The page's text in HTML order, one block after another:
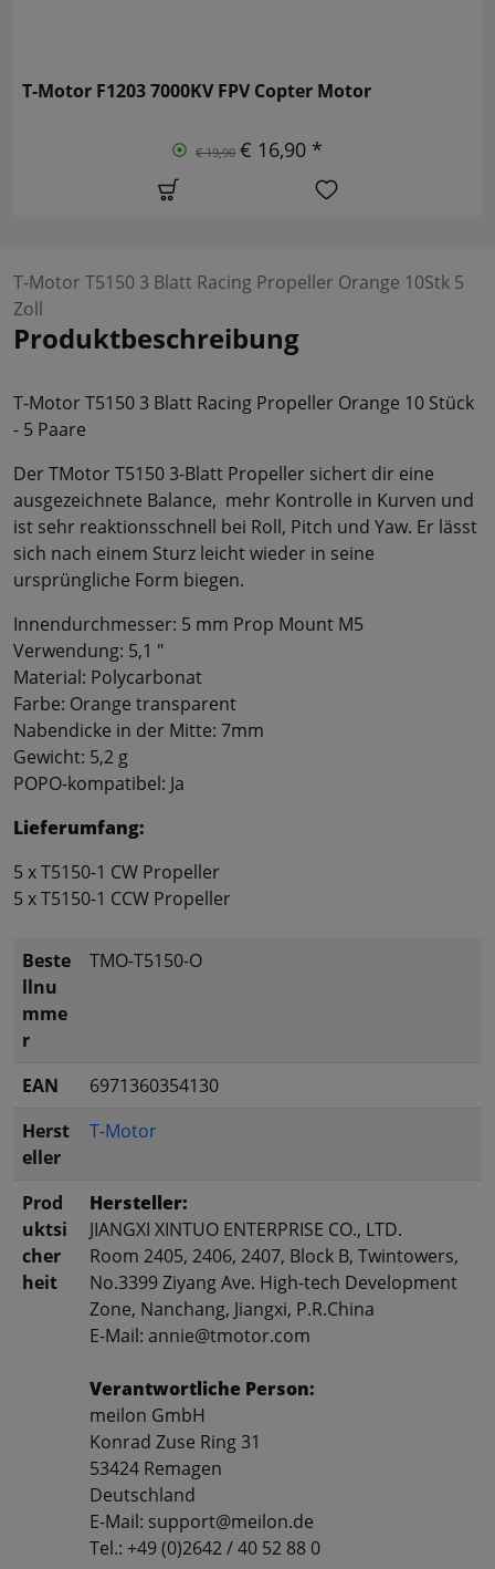
T-Motor F1203 7000KV FPV Copter Motor
€ 19,90 € 16,90 *
T-Motor T5150 3 Blatt Racing Propeller Orange 10Stk 5
Zoll
Produktbeschreibung
T-Motor T5150 3 Blatt Racing Propeller Orange 10 Stück
- 5 Paare
Der TMotor T5150 3-Blatt Propeller sichert dir eine
ausgezeichnete Balance, mehr Kontrolle in Kurven und
ist sehr reaktionsschnell bei Roll, Pitch und Yaw. Er lässt
sich nach einem Sturz leicht wieder in seine
ursprüngliche Form biegen.
Innendurchmesser: 5 mm Prop Mount M5
Verwendung: 5,1 "
Material: Polycarbonat
Farbe: Orange transparent
Nabendicke in der Mitte: 7mm
Gewicht: 5,2 g
POPO-kompatibel: Ja
Lieferumfang:
5 x T5150-1 CW Propeller
5 x T5150-1 CCW Propeller
Beste
llnu
mme
r
TMO-T5150-O
EAN
6971360354130
Herst
eller
T-Motor
Prod
uktsi
cher
heit
Hersteller:
JIANGXI XINTUO ENTERPRISE CO., LTD.
Room 2405, 2406, 2407, Block B, Twintowers,
No.3399 Ziyang Ave. High-tech Development
Zone, Nanchang, Jiangxi, P.R.China
E-Mail: annie@tmotor.com
Verantwortliche Person:
meilon GmbH
Konrad Zuse Ring 31
53424 Remagen
Deutschland
E-Mail: support@meilon.de
Tel.: +49 (0)2642 / 40 52 88 0